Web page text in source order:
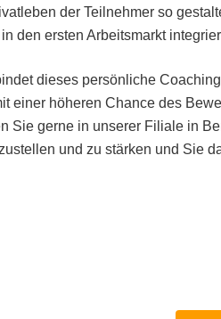
der Teilnehmer so
den ersten Arbeitsmarkt
dieses persönliche
einer höheren Chance des
Sie gerne in unserer Filiale in
und zu stärken und Sie